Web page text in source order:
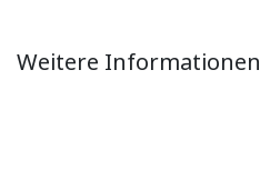
Weitere Informationen